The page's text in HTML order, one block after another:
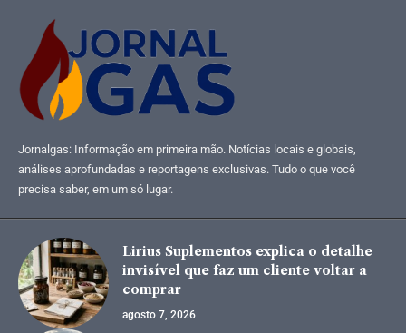
Jornalgas: Informação em primeira mão. Notícias locais e globais,
análises aprofundadas e reportagens exclusivas. Tudo o que você
precisa saber, em um só lugar.
Lirius Suplementos explica o detalhe
invisível que faz um cliente voltar a
comprar
agosto 7, 2026